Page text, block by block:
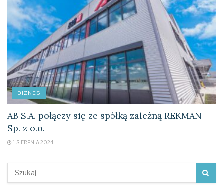
BIZNES
AB S.A. połączy się ze spółką zależną REKMAN
Sp. z o.o.
1 SIERPNIA 2024